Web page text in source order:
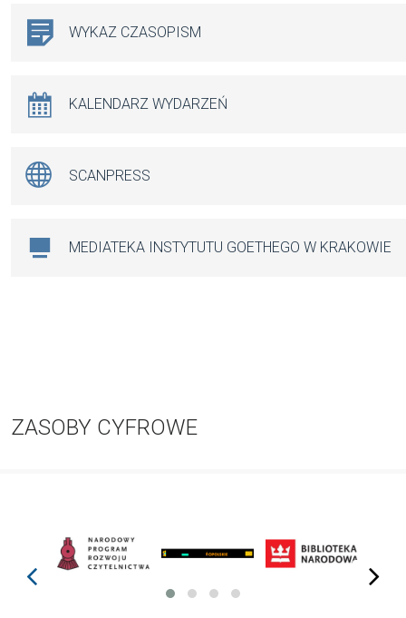
WYKAZ CZASOPISM
KALENDARZ WYDARZEŃ
SCANPRESS
MEDIATEKA INSTYTUTU GOETHEGO W KRAKOWIE
ZASOBY CYFROWE
prev next